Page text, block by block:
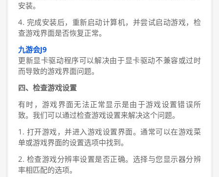
安装。
4. 完成安装后，重新启动计算机，并尝试启动游戏，检
查游戏界面是否恢复正常。
九游会J9
更新显卡驱动程序可以解决由于显卡驱动不兼容或过时
而导致的游戏界面问题。
四、检查游戏设置
有时，游戏界面无法正常显示是由于游戏设置错误所
致。我们可以通过检查游戏设置来解决这个问题。
1. 打开游戏，并进入游戏设置界面。通常可以在游戏菜
单或游戏界面的设置选项中找到。
2. 检查游戏分辨率设置是否正确。选择与您显示器分辨
率相匹配的选项。